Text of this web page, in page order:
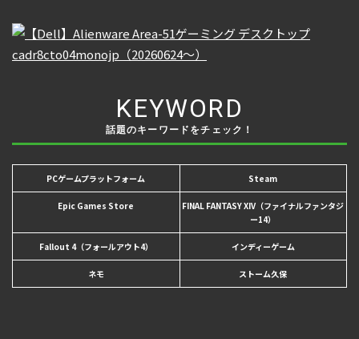
KEYWORD
話題のキーワードをチェック！
PCゲームプラットフォーム Steam
Epic Games Store
FINAL FANTASY XIV（ファイナルファンタジ
ー14）
Fallout 4（フォールアウト4） インディーゲーム
ネモ ストーム久保